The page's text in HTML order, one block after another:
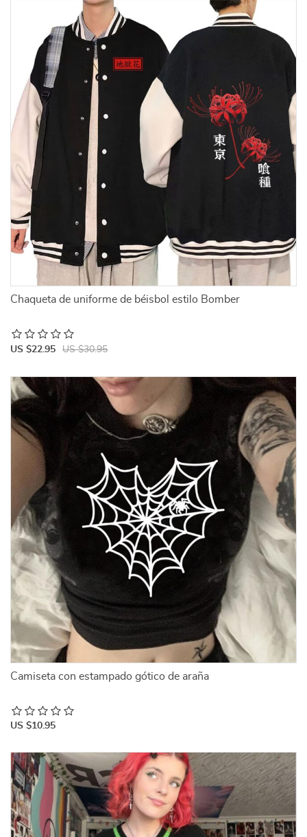
Chaqueta de uniforme de béisbol estilo Bomber
US $22.95 US $30.95
Camiseta con estampado gótico de araña
US $10.95